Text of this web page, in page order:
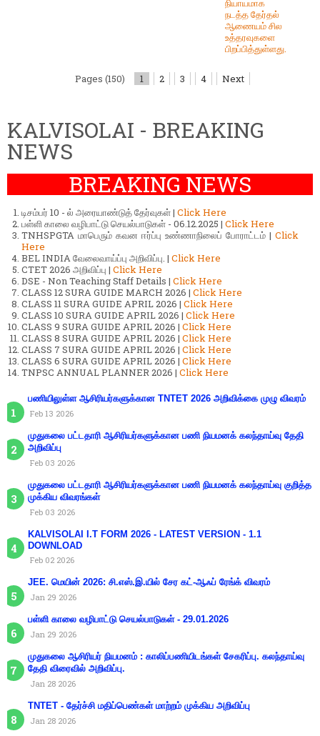
நியாயமாக
நடத்த தேர்தல்
ஆணையம் சில
உத்தரவுகளை
பிறப்பித்துள்ளது.
Pages (150) 1 2 3 4 Next
KALVISOLAI - BREAKING
NEWS
BREAKING NEWS
டிசம்பர் 10 - ல் அரையாண்டுத் தேர்வுகள் | Click Here
பள்ளி காலை வழிபாட்டு செயல்பாடுகள் - 06.12.2025 | Click Here
TNHSPGTA மாபெரும் கவன ஈர்ப்பு உண்ணாநிலைப் போராட்டம் | Click
Here
BEL INDIA வேலைவாய்ப்பு அறிவிப்பு. | Click Here
CTET 2026 அறிவிப்பு | Click Here
DSE - Non Teaching Staff Details | Click Here
CLASS 12 SURA GUIDE MARCH 2026 | Click Here
CLASS 11 SURA GUIDE APRIL 2026 | Click Here
CLASS 10 SURA GUIDE APRIL 2026 | Click Here
CLASS 9 SURA GUIDE APRIL 2026 | Click Here
CLASS 8 SURA GUIDE APRIL 2026 | Click Here
CLASS 7 SURA GUIDE APRIL 2026 | Click Here
CLASS 6 SURA GUIDE APRIL 2026 | Click Here
TNPSC ANNUAL PLANNER 2026 | Click Here
பணியிலுள்ள ஆசிரியர்களுக்கான TNTET 2026 அறிவிக்கை முழு விவரம்
Feb 13 2026
முதுகலை பட்டதாரி ஆசிரியர்களுக்கான பணி நியமனக் கலந்தாய்வு தேதி
அறிவிப்பு
Feb 03 2026
முதுகலை பட்டதாரி ஆசிரியர்களுக்கான பணி நியமனக் கலந்தாய்வு குறித்த
முக்கிய விவரங்கள்
Feb 03 2026
KALVISOLAI I.T FORM 2026 - LATEST VERSION - 1.1
DOWNLOAD
Feb 02 2026
JEE. மெயின் 2026: சி.எஸ்.இ.யில் சேர கட்-ஆஃப் ரேங்க் விவரம்
Jan 29 2026
பள்ளி காலை வழிபாட்டு செயல்பாடுகள் - 29.01.2026
Jan 29 2026
முதுகலை ஆசிரியர் நியமனம் : காலிப்பணியிடங்கள் சேகரிப்பு. கலந்தாய்வு
தேதி விரைவில் அறிவிப்பு.
Jan 28 2026
TNTET - தேர்ச்சி மதிப்பெண்கள் மாற்றம் முக்கிய அறிவிப்பு
Jan 28 2026